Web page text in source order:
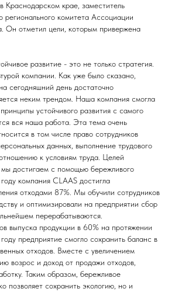
Краснодарском крае, заместитель
комитета Ассоциации
Он отметил цели, которым привержена
развитие - это не только стратегия.
компании. Как уже было сказано,
сегодняшний день достаточно
неким трендом. Наша компания смогла
устойчивого развития с самого
вся наша работа. Эта тема очень
в том числе право сотрудников
данных, выполнение трудового
к условиям труда. Целей
мы достигаем с помощью бережливого
компания CLAAS достигла
отходами 87%. Мы обучили сотрудников
и оптимизировали на предприятии сбор
перерабатываются.
выпуска продукции в 60% на протяжении
предприятие смогло сохранить баланс в
отходов. Вместе с увеличением
возрос и доход от продажи отходов,
Таким образом, бережливое
позволяет сохранить экологию, но и